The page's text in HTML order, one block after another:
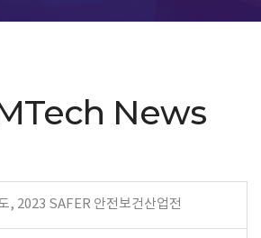
News
, 2023 SAFER 안전보건산업전